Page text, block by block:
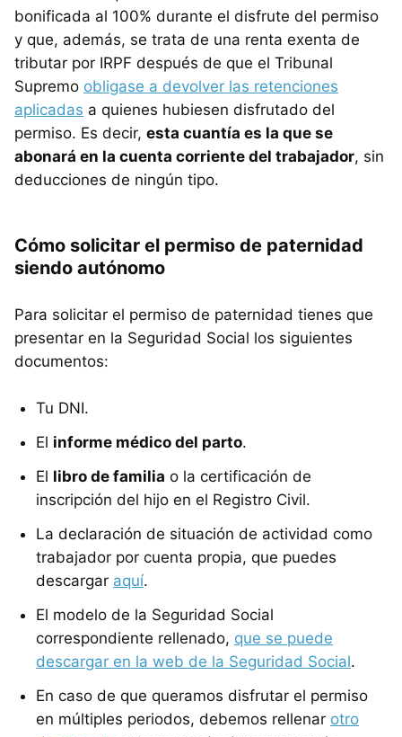
bonificada al 100% durante el disfrute del permiso
y que, además, se trata de una renta exenta de
tributar por IRPF después de que el Tribunal
Supremo obligase a devolver las retenciones
aplicadas a quienes hubiesen disfrutado del
permiso. Es decir, esta cuantía es la que se
abonará en la cuenta corriente del trabajador, sin
deducciones de ningún tipo.
Cómo solicitar el permiso de paternidad
siendo autónomo
Para solicitar el permiso de paternidad tienes que
presentar en la Seguridad Social los siguientes
documentos:
Tu DNI.
El informe médico del parto.
El libro de familia o la certificación de
inscripción del hijo en el Registro Civil.
La declaración de situación de actividad como
trabajador por cuenta propia, que puedes
descargar aquí.
El modelo de la Seguridad Social
correspondiente rellenado, que se puede
descargar en la web de la Seguridad Social.
En caso de que queramos disfrutar el permiso
en múltiples periodos, debemos rellenar otro